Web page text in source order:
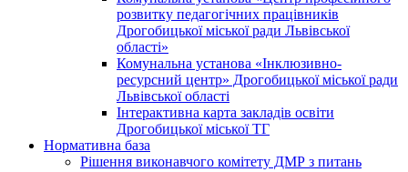
розвитку педагогічних працівників
Дрогобицької міської ради Львівської
області»
Комунальна установа «Інклюзивно-
ресурсний центр» Дрогобицької міської ради
Львівської області
Інтерактивна карта закладів освіти
Дрогобицької міської ТГ
Нормативна база
Рішення виконавчого комітету ДМР з питань